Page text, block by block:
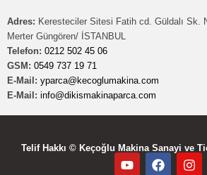
Adres: Keresteciler Sitesi Fatih cd. Güldalı Sk.
Merter Güngören/ İSTANBUL
Telefon: 0212 502 45 06
GSM: 0549 737 19 71
E-Mail: yparca@kecoglumakina.com
E-Mail: info@dikismakinaparca.com
Telif Hakkı © Keçoğlu Makina Sanayi ve